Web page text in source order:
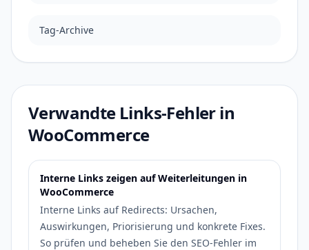
Tag-Archive
Verwandte Links-Fehler in
WooCommerce
Interne Links zeigen auf Weiterleitungen in
WooCommerce
Interne Links auf Redirects: Ursachen,
Auswirkungen, Priorisierung und konkrete Fixes.
So prüfen und beheben Sie den SEO-Fehler im